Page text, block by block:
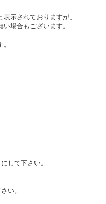
表示されておりますが、
場合もございます。
して下さい。
い。